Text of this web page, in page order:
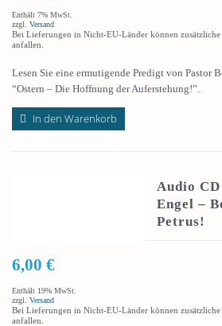
Enthält 7% MwSt.
zzgl. Versand
Bei Lieferungen in Nicht-EU-Länder können
anfallen.
Lesen Sie eine ermutigende Predigt von Pastor
“Ostern – Die Hoffnung der Auferstehung!”.
In den Warenkorb
Audio
Engel –
Petrus!
6,00 €
Enthält 19% MwSt.
zzgl. Versand
Bei Lieferungen in Nicht-EU-Länder können
anfallen.